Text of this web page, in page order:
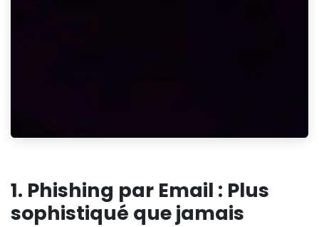
1. Phishing par Email : Plus
sophistiqué que jamais